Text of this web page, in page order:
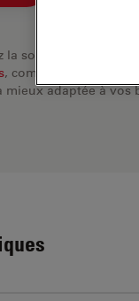
la solution idéale.
, comparez les
mieux adaptée à vos